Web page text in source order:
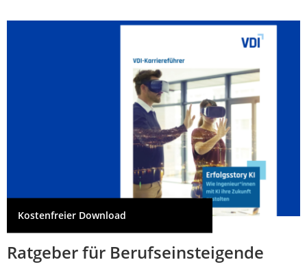
Kostenfreier Download
Ratgeber für Berufseinsteigende